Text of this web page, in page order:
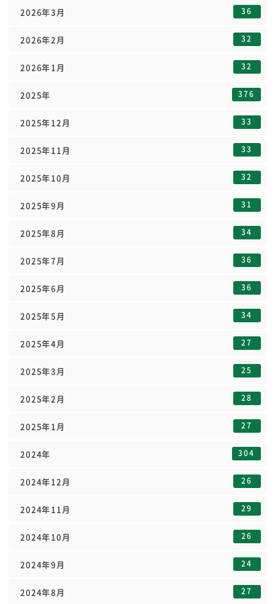
2026年3月 36
2026年2月 32
2026年1月 32
2025年 376
2025年12月 33
2025年11月 33
2025年10月 32
2025年9月 31
2025年8月 34
2025年7月 36
2025年6月 36
2025年5月 34
2025年4月 27
2025年3月 25
2025年2月 28
2025年1月 27
2024年 304
2024年12月 26
2024年11月 29
2024年10月 26
2024年9月 24
2024年8月 27